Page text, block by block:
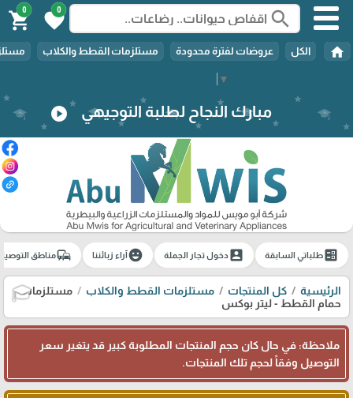
▼
search
0
favorite
0
shopping_cart
home الكل عروضات لفترة محدودة مستلزمات القطط والكلاب
مبارك النجاح لطلبة التوجيهي play_circle
ballotطلباتي السابقة account_boxدخول تجار الجملة emoji_emotionsآراء زبائننا commuteمناطق
الرئيسية كل المنتجات مستلزمات القطط والكلاب
مستلزمات
حمام القطط - ليتر بوكس
ملاحظة: في حال كان حجم المنتجات المطلوبة كبير قد يتغير سعر
التوصيل وفقاً لحجم تلك المنتجات.